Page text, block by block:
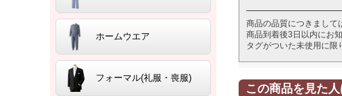
ホームウエア
フォーマル(礼服・喪服)
商品の品質につきまして
商品到着後3日以内にお
タグがついた未使用に限
この商品を見た